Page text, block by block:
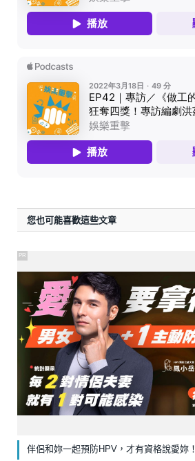
您也可能喜歡這些文章
伴侶和妳一起預防HPV，才有資格說愛妳！
PR